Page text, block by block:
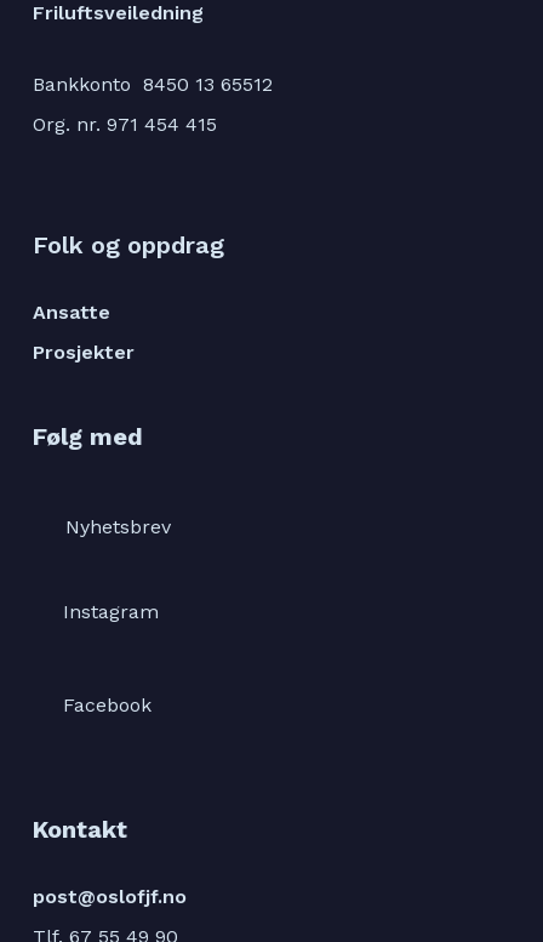
Friluftsveiledning
Bankkonto 8450 13 65512
Org. nr. 971 454 415
Folk og oppdrag
Ansatte
Prosjekter
Følg med
Nyhetsbrev
Instagram
Facebook
Kontakt
post@oslofjf.no
Tlf. 67 55 49 90